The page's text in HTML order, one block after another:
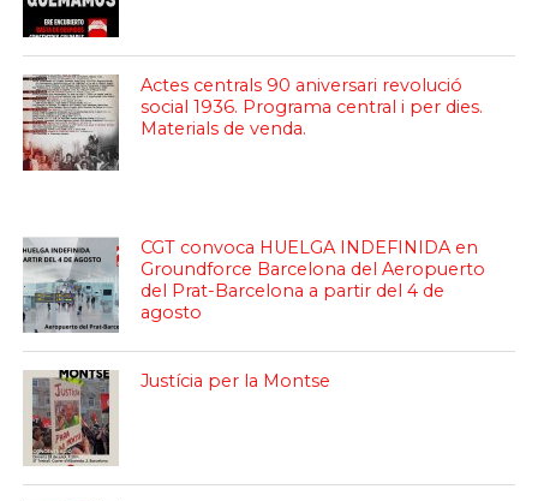
Actes centrals 90 aniversari revolució
social 1936. Programa central i per dies.
Materials de venda.
CGT convoca HUELGA INDEFINIDA en
Groundforce Barcelona del Aeropuerto
del Prat-Barcelona a partir del 4 de
agosto
Justícia per la Montse